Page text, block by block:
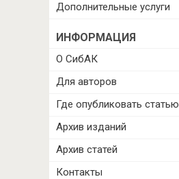
Дополнительные услуги
ИНФОРМАЦИЯ
О СибАК
Для авторов
Где опубликовать статью
Архив изданий
Архив статей
Контакты